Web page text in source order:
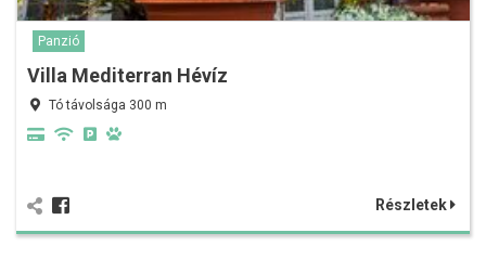
Panzió
Villa Mediterran Hévíz
Tó távolsága 300 m
Részletek